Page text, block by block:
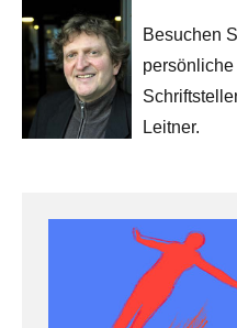
Besuchen
Leitner.